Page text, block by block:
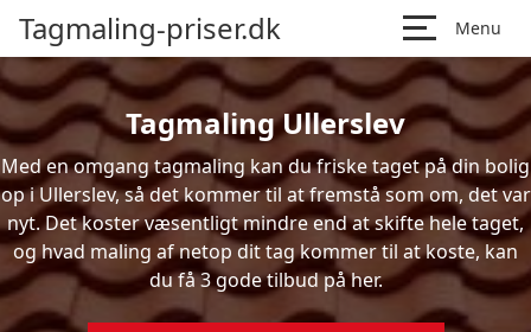
Tagmaling-priser.dk Menu
Tagmaling Ullerslev
Med en omgang tagmaling kan du friske taget på din bolig
op i Ullerslev, så det kommer til at fremstå som om, det var
nyt. Det koster væsentligt mindre end at skifte hele taget,
og hvad maling af netop dit tag kommer til at koste, kan
du få 3 gode tilbud på her.